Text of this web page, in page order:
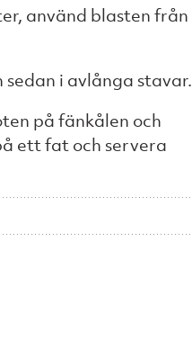
använd blasten från
i avlånga stavar.
på fänkålen och
ett fat och servera